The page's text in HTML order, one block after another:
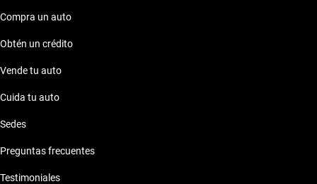
Compra un auto
Obtén un crédito
Vende tu auto
Cuida tu auto
Sedes
Preguntas frecuentes
Testimoniales